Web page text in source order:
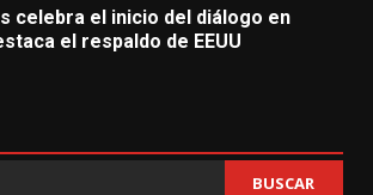
celebra el inicio del diálogo en
el respaldo de EEUU
BUSCAR